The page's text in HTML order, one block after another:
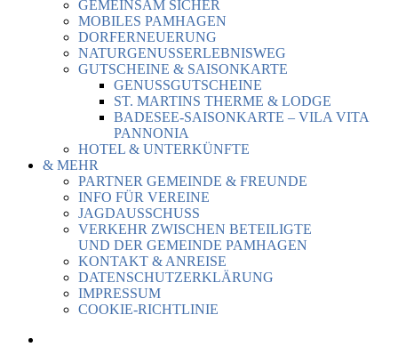
GEMEINSAM SICHER
MOBILES PAMHAGEN
DORFERNEUERUNG
NATURGENUSSERLEBNISWEG
GUTSCHEINE & SAISONKARTE
GENUSSGUTSCHEINE
ST. MARTINS THERME & LODGE
BADESEE-SAISONKARTE – VILA VITA
PANNONIA
HOTEL & UNTERKÜNFTE
& MEHR
PARTNER GEMEINDE & FREUNDE
INFO FÜR VEREINE
JAGDAUSSCHUSS
VERKEHR ZWISCHEN BETEILIGTE
UND DER GEMEINDE PAMHAGEN
KONTAKT & ANREISE
DATENSCHUTZERKLÄRUNG
IMPRESSUM
COOKIE-RICHTLINIE